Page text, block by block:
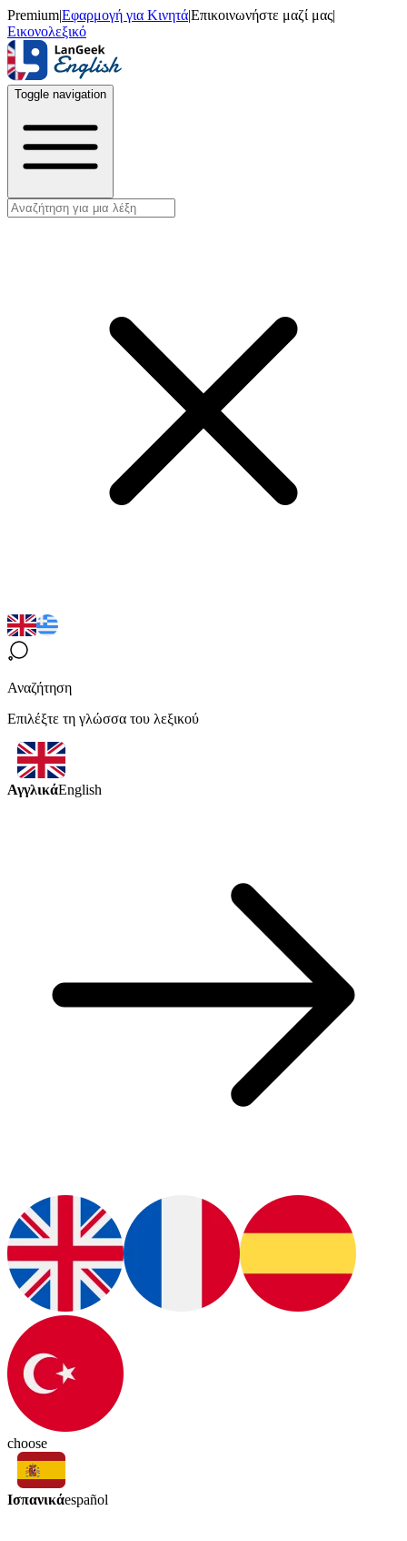
Premium|Εφαρμογή για Κινητά|Επικοινωνήστε μαζί μας|
Εικονολεξικό
Toggle navigation
Αναζήτηση
Επιλέξτε τη γλώσσα του λεξικού
ΑγγλικάEnglish
choose
Ισπανικάespañol